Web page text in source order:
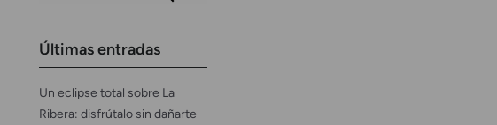
Últimas entradas
Un eclipse total sobre La
Ribera: disfrútalo sin dañarte